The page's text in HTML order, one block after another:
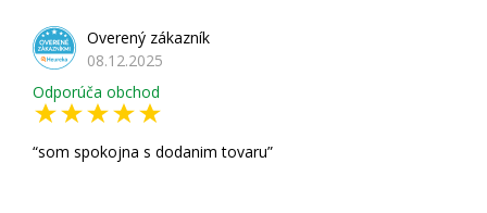
Overený zákazník
08.12.2025
Odporúča obchod
som spokojna s dodanim tovaru